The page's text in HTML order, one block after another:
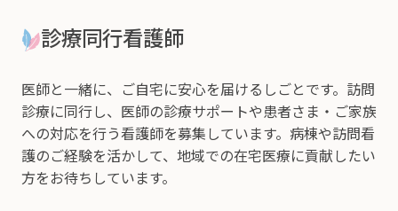
診療同行看護師
医師と一緒に、ご自宅に安心を届けるしごとです。訪問
診療に同行し、医師の診療サポートや患者さま・ご家族
への対応を行う看護師を募集しています。病棟や訪問看
護のご経験を活かして、地域での在宅医療に貢献したい
方をお待ちしています。